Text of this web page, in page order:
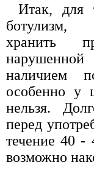
Итак, для
ботулизм,
хранить
наличием
особенно у
нельзя.
перед
течение 40 -
возможно